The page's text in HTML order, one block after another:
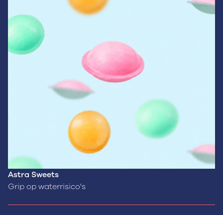
Astra Sweets
Grip op waterrisico's